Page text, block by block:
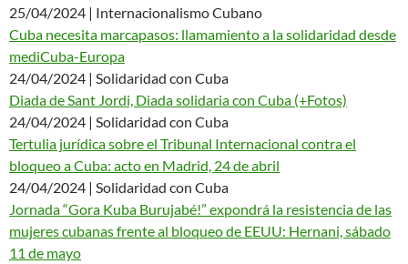
25/04/2024 | Internacionalismo Cubano
Cuba necesita marcapasos: llamamiento a la solidaridad desde
mediCuba-Europa
24/04/2024 | Solidaridad con Cuba
Diada de Sant Jordi, Diada solidaria con Cuba (+Fotos)
24/04/2024 | Solidaridad con Cuba
Tertulia jurídica sobre el Tribunal Internacional contra el
bloqueo a Cuba: acto en Madrid, 24 de abril
24/04/2024 | Solidaridad con Cuba
Jornada “Gora Kuba Burujabé!” expondrá la resistencia de las
mujeres cubanas frente al bloqueo de EEUU: Hernani, sábado
11 de mayo